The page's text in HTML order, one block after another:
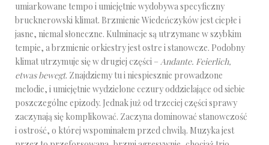
umiarkowane tempo i umiejętnie wydobywa specyficzny
brucknerowski klimat. Brzmienie Wiedeńczyków jest ciepłe i
jasne, niemal słoneczne. Kulminacje są utrzymane w szybkim
tempie, a brzmienie orkiestry jest ostre i stanowcze. Podobny
klimat utrzymuje się w drugiej części – Andante. Feierlich,
etwas bewegt. Znajdziemy tu i niespiesznie prowadzone
melodie, i umiejętnie wydzielone cezury oddzielające od siebie
poszczególne epizody. Jednak już od trzeciej części sprawy
zaczynają się komplikować. Zaczyna dominować stanowczość
i ostrość, o której wspominałem przed chwilą. Muzyka jest